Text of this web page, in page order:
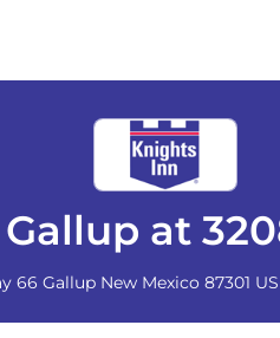
at
66 Gallup New Mexico 87301 US